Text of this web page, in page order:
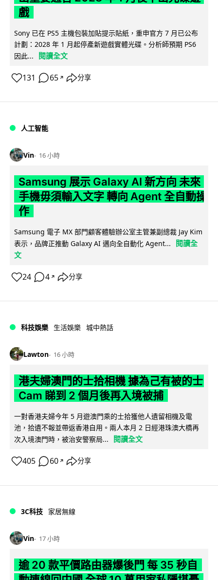
戲
Sony 已在 PS5 主機包裝加貼提示貼紙，重申官方 7 月已公布
計劃：2028 年 1 月起停產新遊戲實體光碟。分析師預期 PS6
因此...
閱讀全文
131 65 ↗ 分享
人工智能
Vin 16 小時
Samsung 展示 Galaxy AI 新方向 未來
手機毋須輸入文字 轉向 Agent 全自動操
作
Samsung 電子 MX 部門顧客體驗辦公室主管兼副總裁 Jay Kim
表示，品牌正推動 Galaxy AI 邁向全自動化 Agent...
閱讀全
文
24 4 ↗ 分享
科技娛樂 生活娛樂 城中熱話
Lawton 16 小時
港夫婦澳門的士拾相機 據為己有被的士
Cam 睇到 2 個月後再入境被捕
一對香港夫婦今年 5 月遊澳門乘的士拾獲他人遺留相機及電
池，拾遺不報並帶返香港自用。兩人本月 2 日經港珠澳大橋再
次入境澳門時，被治安警察局...
閱讀全文
405 60 ↗ 分享
3C科技 家居無線
Vin 17 小時
逾 20 款平價路由器爆後門 每 35 秒自